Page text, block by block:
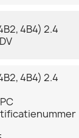
4B4) 2.4
4B4) 2.4